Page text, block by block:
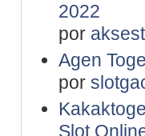
2022
por
Agen
por
Slot